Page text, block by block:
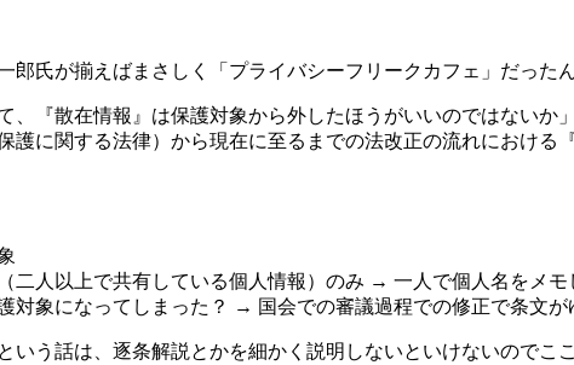
氏が揃えばまさしく「プライバシーフリークカフェ」だった
『散在情報』は保護対象から外したほうがいいのではないか
護に関する法律）から現在に至るまでの法改正の流れにおけ
二人以上で共有している個人情報）のみ → 一人で個人名をメ
対象になってしまった？ → 国会での審議過程での修正で条文が
いう話は、逐条解説とかを細かく説明しないといけないので